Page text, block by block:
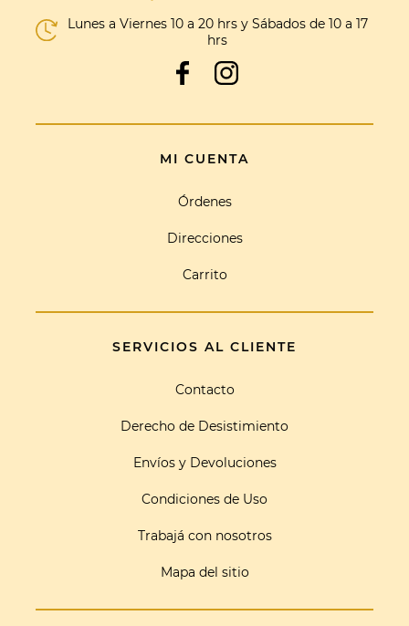
Lunes a Viernes 10 a 20 hrs y Sábados de 10 a 17
hrs
MI CUENTA
Órdenes
Direcciones
Carrito
SERVICIOS AL CLIENTE
Contacto
Derecho de Desistimiento
Envíos y Devoluciones
Condiciones de Uso
Trabajá con nosotros
Mapa del sitio